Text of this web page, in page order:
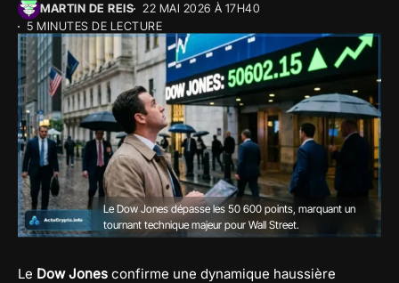
MARTIN DE REIS
22 MAI 2026 À 17H40
5 MINUTES DE LECTURE
Le Dow Jones dépasse les 50 600 points, marquant un
tournant technique majeur pour Wall Street.
Le Dow Jones confirme une dynamique haussière